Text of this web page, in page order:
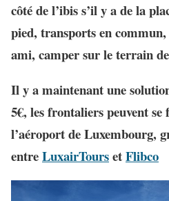
côté de l’ibis s’il y a de la
pied, transports en
ami, camper sur le terrain
Il y a maintenantune
5€, les frontalierspeuventse
l’aéroport de Luxembourg,
entreLuxairToursetFlibco